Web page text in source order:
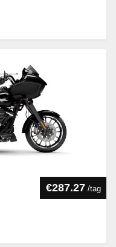
€287.27 /tag